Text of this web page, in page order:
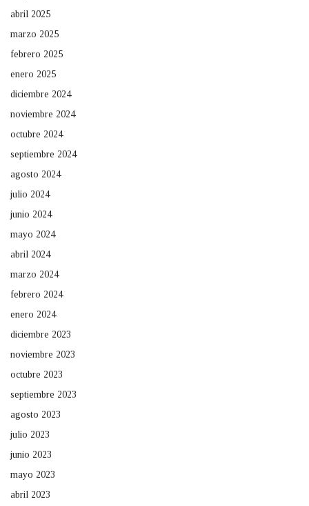
abril 2025
marzo 2025
febrero 2025
enero 2025
diciembre 2024
noviembre 2024
octubre 2024
septiembre 2024
agosto 2024
julio 2024
junio 2024
mayo 2024
abril 2024
marzo 2024
febrero 2024
enero 2024
diciembre 2023
noviembre 2023
octubre 2023
septiembre 2023
agosto 2023
julio 2023
junio 2023
mayo 2023
abril 2023